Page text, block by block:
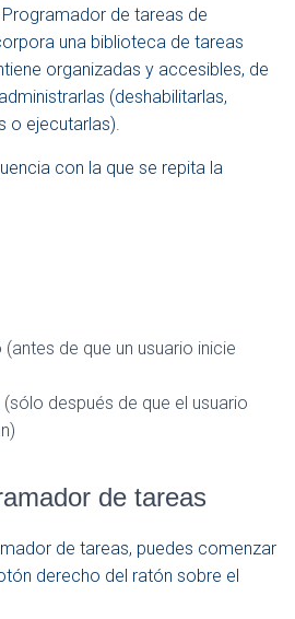
de tareas de
una biblioteca de tareas
organizadas y accesibles, de
(deshabilitarlas,
o ejecutarlas).
con la que se repita la
de que un usuario inicie
después de que el usuario
de tareas
de tareas, puedes comenzar
derecho del ratón sobre el